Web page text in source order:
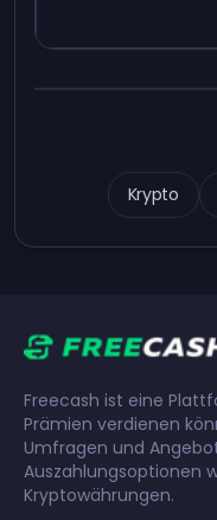
Krypto
Freecash ist eine
Prämien verdienen
Umfragen und
Auszahlungsoptionen
Kryptowährungen.